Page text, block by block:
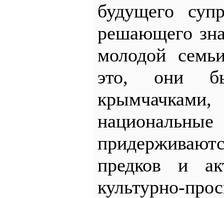
будущего
решающего
молодой
это, они
предков и
культурно-